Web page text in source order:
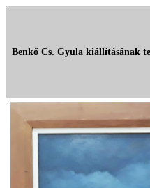
Benkő Cs. Gyula kiállításának